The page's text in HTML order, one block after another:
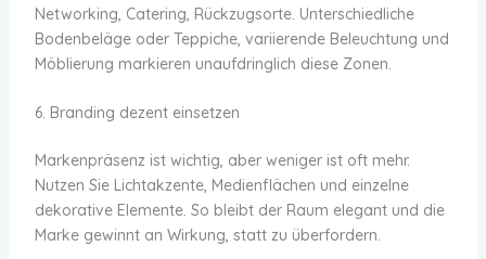
Networking, Catering, Rückzugsorte. Unterschiedliche
Bodenbeläge oder Teppiche, variierende Beleuchtung und
Möblierung markieren unaufdringlich diese Zonen.
6. Branding dezent einsetzen
Markenpräsenz ist wichtig, aber weniger ist oft mehr.
Nutzen Sie Lichtakzente, Medienflächen und einzelne
dekorative Elemente. So bleibt der Raum elegant und die
Marke gewinnt an Wirkung, statt zu überfordern.